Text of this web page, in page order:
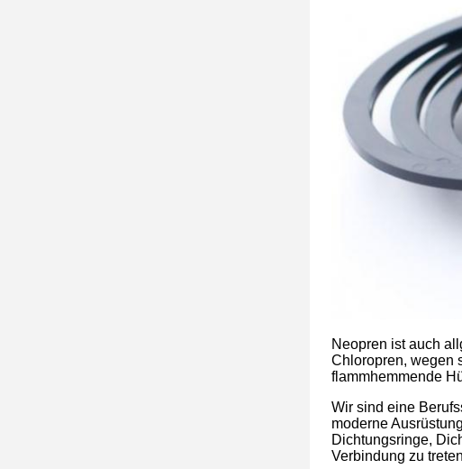
Neopren ist auch
Chloropren, wegen
flammhemmende
Wir sind eine
moderne
Dichtungsringe,
Verbindung zu